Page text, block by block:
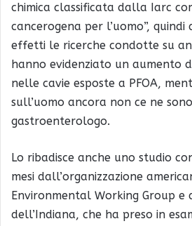
chimica classificata dalla Iarc
cancerogena per l’uomo”, quindi
effetti le ricerche condotte su
hanno evidenziato un aumento
nelle cavie esposte a PFOA,
sull’uomo ancora non ce ne
gastroenterologo.
Lo ribadisce anche uno studio
mesi dall’organizzazione
Environmental Working Group e
dell’Indiana, che ha preso in